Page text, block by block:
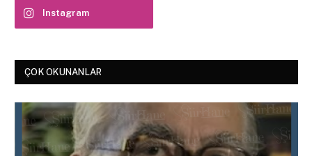
Instagram
ÇOK OKUNANLAR